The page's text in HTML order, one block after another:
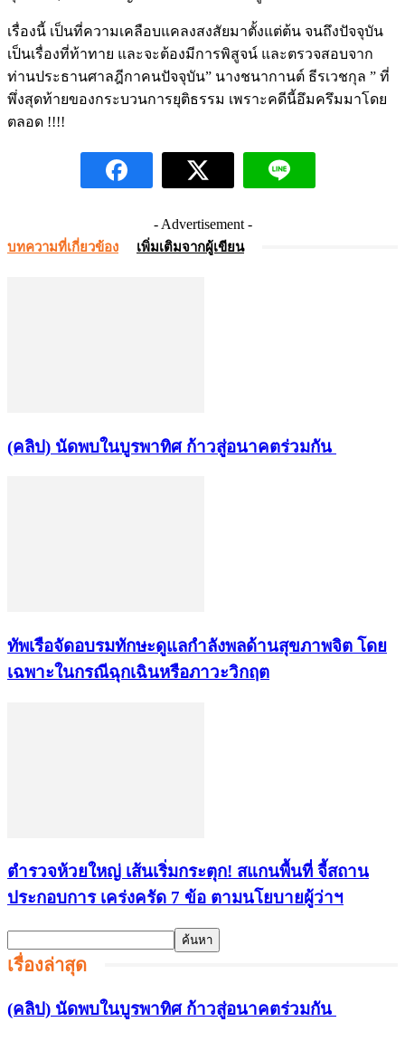
เรื่องนี้ เป็นที่ความเคลือบแคลงสงสัยมาตั้งแต่ต้น จนถึงปัจจุบัน
เป็นเรื่องที่ท้าทาย และจะต้องมีการพิสูจน์ และตรวจสอบจาก
ท่านประธานศาลฎีกาคนปัจจุบัน” นางชนากานต์ ธีรเวชกุล ” ที่
พึ่งสุดท้ายของกระบวนการยุติธรรม เพราะคดีนี้อึมครึมมาโดย
ตลอด !!!!
- Advertisement -
บทความที่เกี่ยวข้อง เพิ่มเติมจากผู้เขียน
(คลิป) นัดพบในบูรพาทิศ ก้าวสู่อนาคตร่วมกัน
ทัพเรือจัดอบรมทักษะดูแลกำลังพลด้านสุขภาพจิต โดย
เฉพาะในกรณีฉุกเฉินหรือภาวะวิกฤต
ตำรวจห้วยใหญ่ เส้นเริ่มกระตุก! สแกนพื้นที่ จี้สถาน
ประกอบการ เคร่งครัด 7 ข้อ ตามนโยบายผู้ว่าฯ
เรื่องล่าสุด
(คลิป) นัดพบในบูรพาทิศ ก้าวสู่อนาคตร่วมกัน